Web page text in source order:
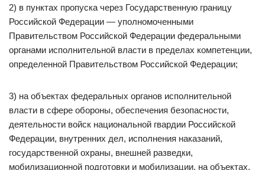
2) в пунктах пропуска через Государственную границу
Российской Федерации — уполномоченными
Правительством Российской Федерации федеральными
органами исполнительной власти в пределах компетенции,
определенной Правительством Российской Федерации;
3) на объектах федеральных органов исполнительной
власти в сфере обороны, обеспечения безопасности,
деятельности войск национальной гвардии Российской
Федерации, внутренних дел, исполнения наказаний,
государственной охраны, внешней разведки,
мобилизационной подготовки и мобилизации, на объектах,